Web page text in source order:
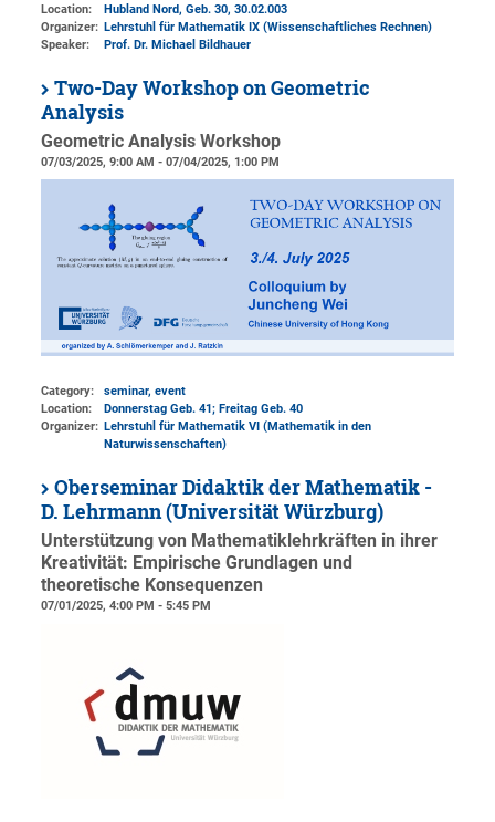
Location:
Hubland Nord, Geb. 30, 30.02.003
Organizer: Lehrstuhl für Mathematik IX (Wissenschaftliches Rechnen)
Speaker:
Prof. Dr. Michael Bildhauer
Two-Day Workshop on Geometric
Analysis
Geometric Analysis Workshop
07/03/2025, 9:00 AM - 07/04/2025, 1:00 PM
Category:
seminar, event
Location:
Donnerstag Geb. 41; Freitag Geb. 40
Organizer: Lehrstuhl für Mathematik VI (Mathematik in den
Naturwissenschaften)
Oberseminar Didaktik der Mathematik -
D. Lehrmann (Universität Würzburg)
Unterstützung von Mathematiklehrkräften in ihrer
Kreativität: Empirische Grundlagen und
theoretische Konsequenzen
07/01/2025, 4:00 PM - 5:45 PM